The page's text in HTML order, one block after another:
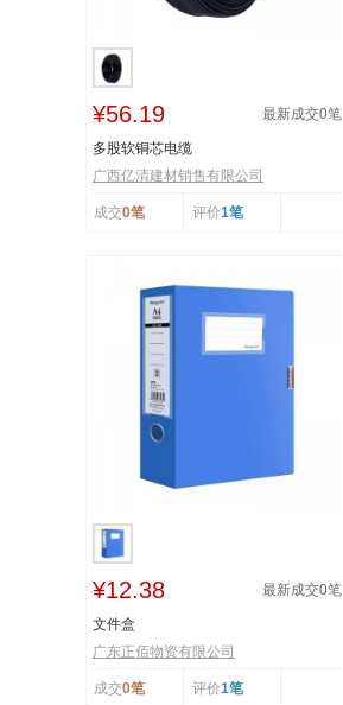
¥56.19 最新成交0笔
多股软铜芯电缆
广西亿清建材销售有限公司
成交0笔 评价1笔
¥12.38 最新成交0笔
文件盒
广东正佰物资有限公司
成交0笔 评价1笔